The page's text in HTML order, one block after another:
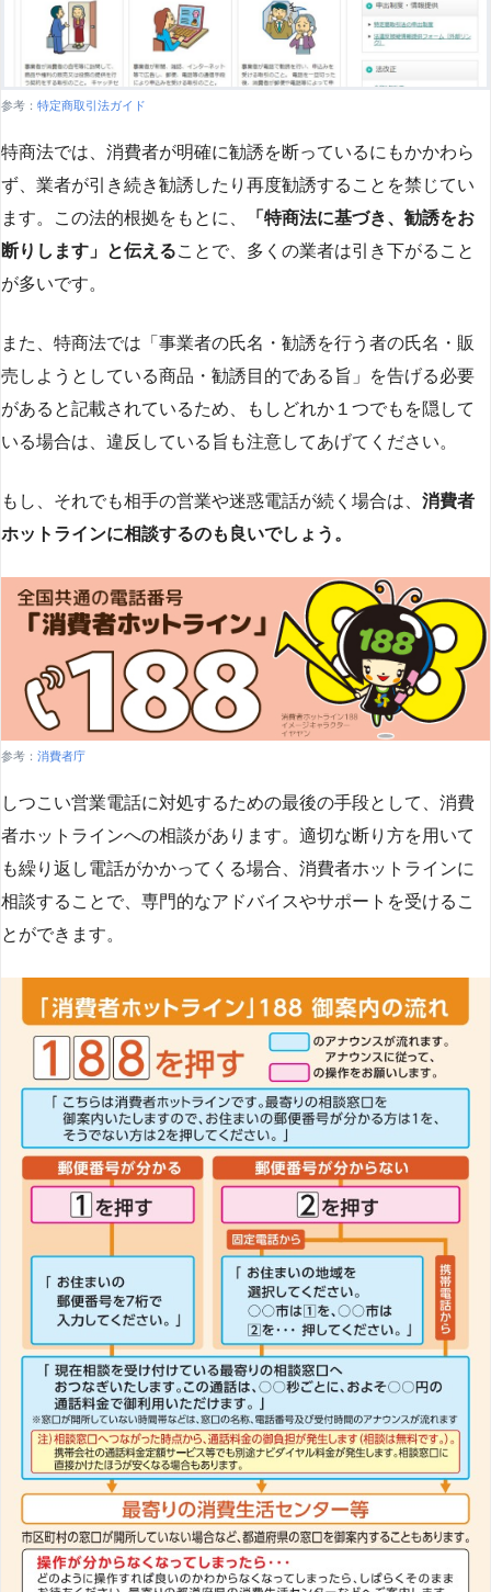
参考： 特定商取引法ガイド
特商法では、消費者が明確に勧誘を断っているにもかかわら
ず、業者が引き続き勧誘したり再度勧誘することを禁じてい
ます。この法的根拠をもとに、
「特商法に基づき、勧誘をお
断りします」と伝えることで、多くの業者は引き下がること
が多いです​​。
また、特商法では「事業者の氏名・勧誘を行う者の氏名・販
売しようとしている商品・勧誘目的である旨」を告げる必要
があると記載されているため、もしどれか１つでもを隠して
いる場合は、違反している旨も注意してあげてください。
もし、それでも相手の営業や迷惑電話が続く場合は、 消費者
ホットラインに相談するのも良いでしょう。
参考： 消費者庁
しつこい営業電話に対処するための最後の手段として、消費
者ホットラインへの相談があります。適切な断り方を用いて
も繰り返し電話がかかってくる場合、消費者ホットラインに
相談することで、専門的なアドバイスやサポートを受けるこ
とができます​​。